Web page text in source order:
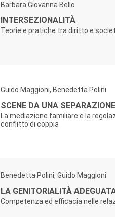
Barbara Giovanna Bello
INTERSEZIONALITÀ
Teorie e pratiche tra diritto e
Guido Maggioni, Benedetta Polini
SCENE DA UNA SEPARAZIONE
La mediazione familiare e la
conflitto di coppia
Benedetta Polini, Guido Maggioni
LA GENITORIALITÀ
Competenza ed efficacia nelle